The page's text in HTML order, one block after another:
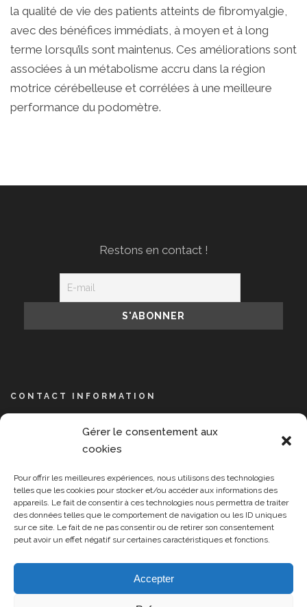
Gérer le consentement aux
cookies
Pour offrir les meilleures expériences, nous utilisons des technologies
telles que les cookies pour stocker et/ou accéder aux informations des
appareils. Le fait de consentir à ces technologies nous permettra de traiter
des données telles que le comportement de navigation ou les ID uniques
sur ce site. Le fait de ne pas consentir ou de retirer son consentement
peut avoir un effet négatif sur certaines caractéristiques et fonctions.
Accepter
la qualité de vie des patients atteints de fibromyalgie,
avec des bénéfices immédiats, à moyen et à long
terme lorsqu’ils sont maintenus. Ces améliorations sont
associées à un métabolisme accru dans la région
motrice cérébelleuse et corrélées à une meilleure
performance du podomètre.
Restons en contact !
CONTACT INFORMATION
NPIS, 14 avenue de l’Opéra, 75001 Paris
+33 609 889 391
Lundi-Vendredi 9:00-17:00